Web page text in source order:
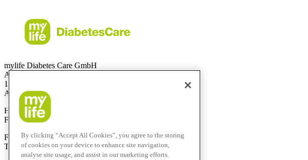
mylife Diabetes Care GmbH
Am Euro Platz 2
1120 Wien
Austria
Hotline:0800 300 304
Fax:+43 720 880 148
Für Anrufe aus dem Ausland:
Technik-Hotline:+43 720 882 805
By clicking “Accept All Cookies”, you agree to the storing
of cookies on your device to enhance site navigation,
analyse site usage, and assist in our marketing efforts.